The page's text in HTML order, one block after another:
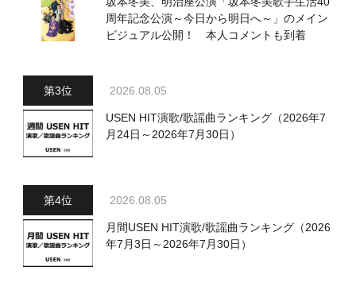
周年記念公演～今日から明日へ～」のメイン
ビジュアル公開！ 本人コメントも到着
2026.08.05
USEN HIT演歌/歌謡曲ランキング（2026年7
月24日～2026年7月30日）
2026.08.05
月間USEN HIT演歌/歌謡曲ランキング（2026
年7月3日～2026年7月30日）